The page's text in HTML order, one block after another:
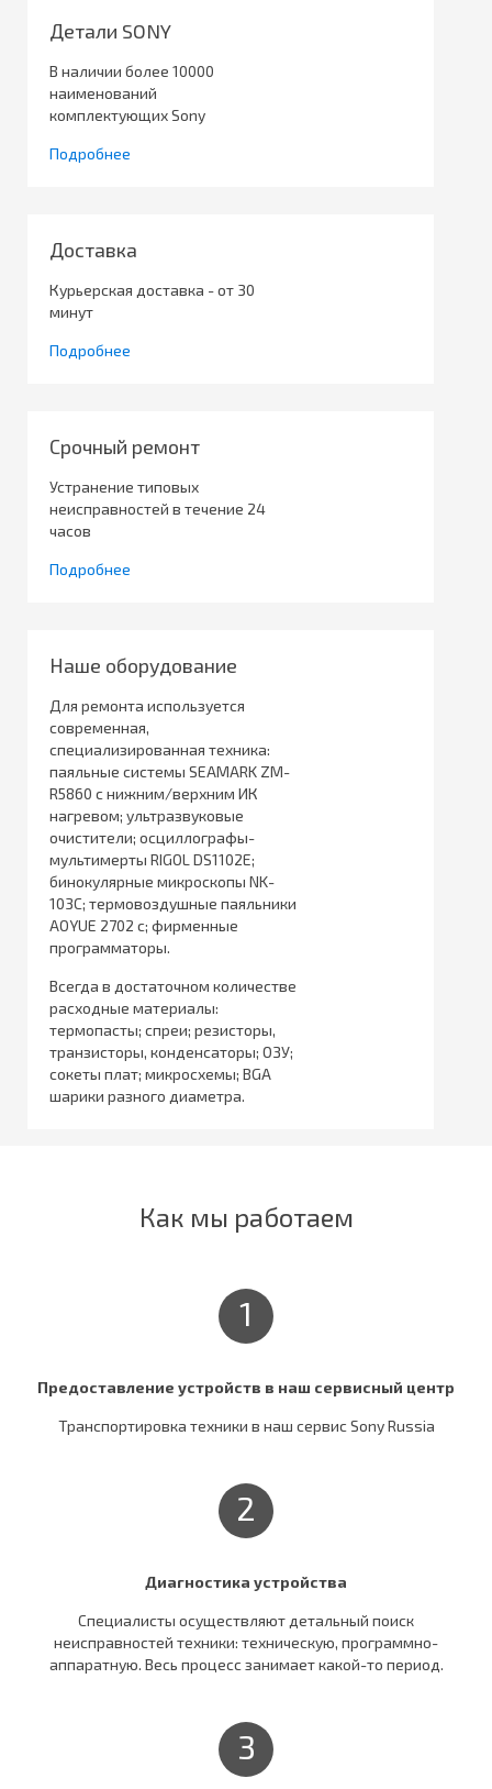
Детали SONY
В наличии более 10000
наименований
комплектующих Sony
Подробнее
Доставка
Курьерская доставка - от 30
минут
Подробнее
Срочный ремонт
Устранение типовых
неисправностей в течение 24
часов
Подробнее
Наше оборудование
Для ремонта используется
современная,
специализированная техника:
паяльные системы SEAMARK ZM-
R5860 с нижним/верхним ИК
нагревом; ультразвуковые
очистители; осциллографы-
мультимерты RIGOL DS1102E;
бинокулярные микроскопы NK-
103C; термовоздушные паяльники
AOYUE 2702 с; фирменные
программаторы.
Всегда в достаточном количестве
расходные материалы:
термопасты; спреи; резисторы,
транзисторы, конденсаторы; ОЗУ;
сокеты плат; микросхемы; BGA
шарики разного диаметра.
Как мы работаем
1
Предоставление устройств в наш сервисный центр
Транспортировка техники в наш сервис Sony Russia
2
Диагностика устройства
Специалисты осуществляют детальный поиск
неисправностей техники: техническую, программно-
аппаратную. Весь процесс занимает какой-то период.
3